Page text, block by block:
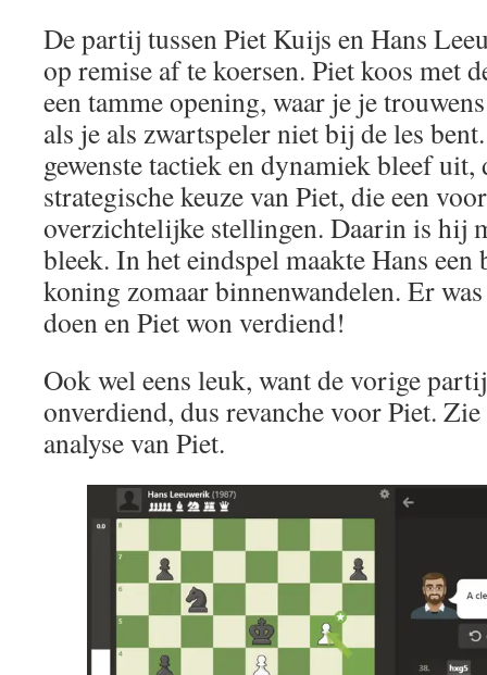
De partij tussen Piet Kuijs en Hans
op remise af te koersen. Piet koos met
een tamme opening, waar je je
als je als zwartspeler niet bij de les
gewenste tactiek en dynamiek bleef uit,
strategische keuze van Piet, die een
overzichtelijke stellingen. Daarin is hij
bleek. In het eindspel maakte Hans
koning zomaar binnenwandelen. Er
doen en Piet won verdiend!
Ook wel eens leuk, want de vorige
onverdiend, dus revanche voor Piet.
analyse van Piet.